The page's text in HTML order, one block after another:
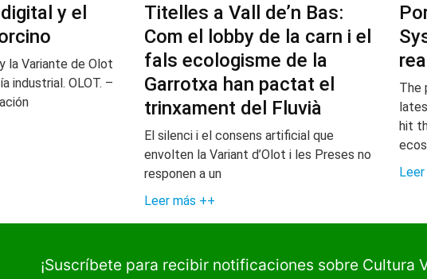
y el
la Variante de Olot
industrial. OLOT. –
Titelles a Vall de’n Bas:
Com el lobby de la carn i el
fals ecologisme de la
Garrotxa han pactat el
trinxament del Fluvià
El silenci i el consens artificial que
envolten la Variant d’Olot i les Preses no
responen a un
Leer más ++
The
hit
¡Suscríbete para recibir notificaciones sobre Cultura